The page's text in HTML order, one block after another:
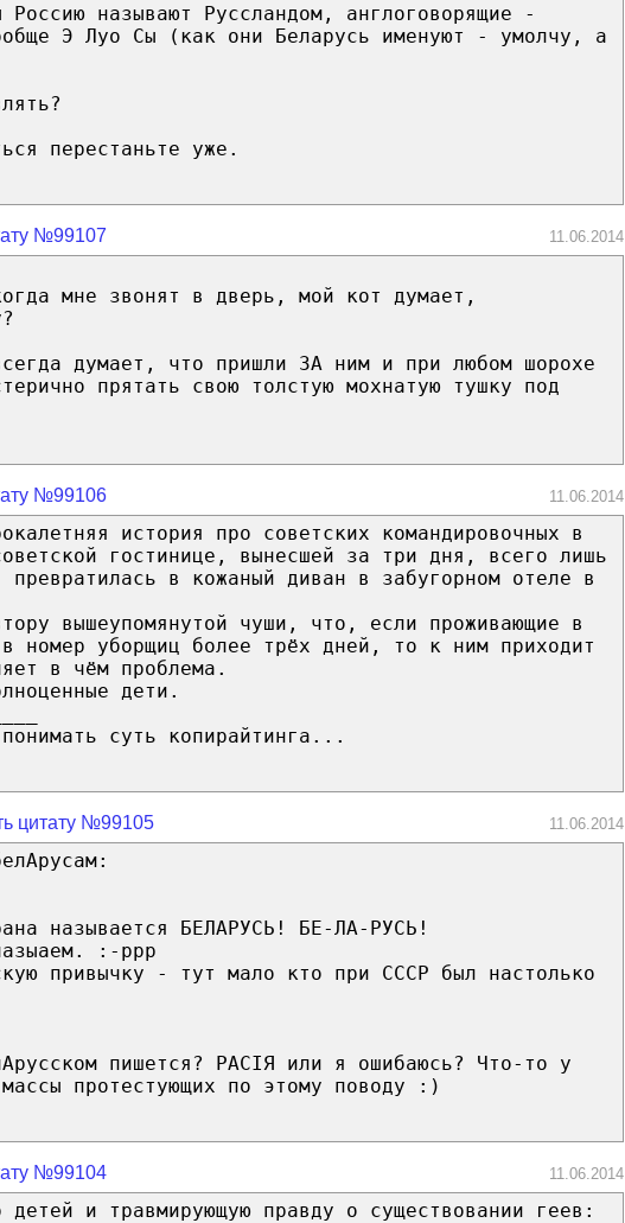
называют Руссландом, англоговорящие -
Э Луо Сы (как они Беларусь именуют - умолчу, а
перестаньте уже.
№99107 11.06.2014
мне звонят в дверь, мой кот думает,
думает, что пришли ЗА ним и при любом шорохе
прятать свою толстую мохнатую тушку под
№99106 11.06.2014
история про советских командировочных в
гостинице, вынесшей за три дня, всего лишь
превратилась в кожаный диван в забугорном отеле в
вышеупомянутой чуши, что, если проживающие в
номер уборщиц более трёх дней, то к ним приходит
в чём проблема.
дети.
суть копирайтинга...
цитату №99105 11.06.2014
называется БЕЛАРУСЬ! БЕ-ЛА-РУСЬ!
:-ррр
привычку - тут мало кто при СССР был настолько
пишется? РАСIЯ или я ошибаюсь? Что-то у
протестующих по этому поводу :)
№99104 11.06.2014
детей и травмирующую правду о существовании геев: